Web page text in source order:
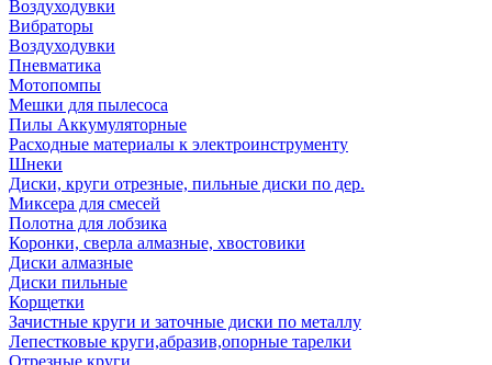
Воздуходувки
Вибраторы
Воздуходувки
Пневматика
Мотопомпы
Мешки для пылесоса
Пилы Аккумуляторные
Расходные материалы к электроинструменту
Шнеки
Диски, круги отрезные, пильные диски по дер.
Миксера для смесей
Полотна для лобзика
Коронки, сверла алмазные, хвостовики
Диски алмазные
Диски пильные
Корщетки
Зачистные круги и заточные диски по металлу
Лепестковые круги,абразив,опорные тарелки
Отрезные круги